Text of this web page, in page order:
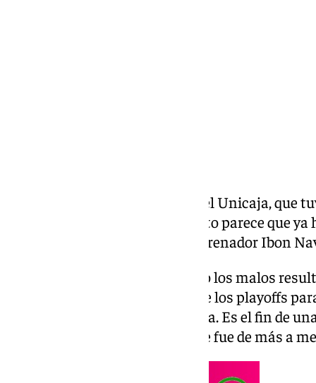
Ha sido un año complicado en el Unicaja, que
busca de un cambio de ciclo. Esto parece que
grandes artífices como es el entrenador Ibon
Tenía contrato hasta 2027, pero los malos
la afición y la no clasificación de los playoffs
punto y final a una exitosa etapa. Es el fin de
para los de verde y morado y que fue de más a